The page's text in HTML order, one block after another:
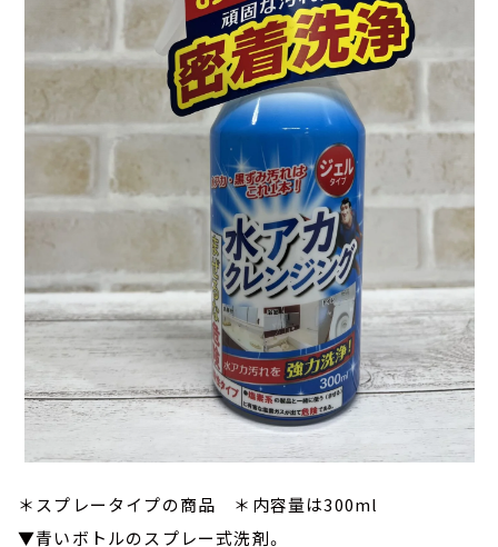
＊スプレータイプの商品 ＊内容量は300ml
▼青いボトルのスプレー式洗剤。